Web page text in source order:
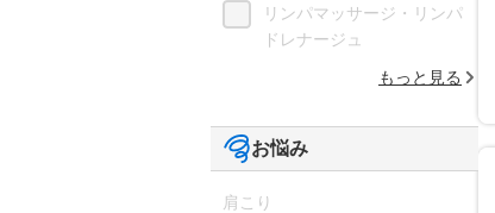
リンパマッサージ・リンパ
ドレナージュ
もっと見る
お悩み
肩こり